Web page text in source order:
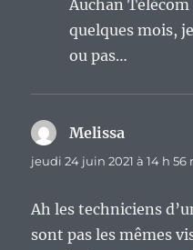
Auchan
quelques mois,
ou pas…
Melissa
jeudi 24 juin 2021 à 14 h 56
Ah les techniciens
sont pas les mêmes